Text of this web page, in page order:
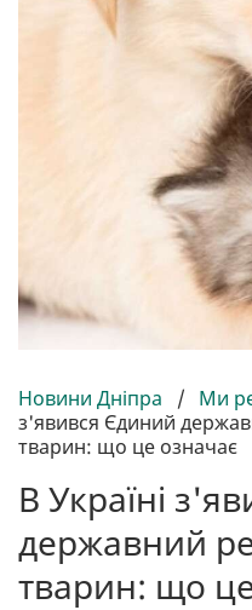
Новини Дніпра / Ми
з'явився Єдиний
тварин: що це означає
В Україні
державний
тварин: що